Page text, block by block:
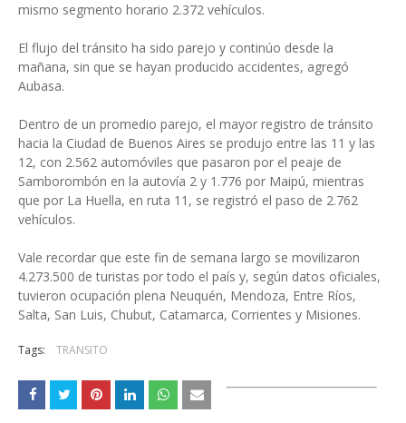
mismo segmento horario 2.372 vehículos.
El flujo del tránsito ha sido parejo y continúo desde la
mañana, sin que se hayan producido accidentes, agregó
Aubasa.
Dentro de un promedio parejo, el mayor registro de tránsito
hacia la Ciudad de Buenos Aires se produjo entre las 11 y las
12, con 2.562 automóviles que pasaron por el peaje de
Samborombón en la autovía 2 y 1.776 por Maipú, mientras
que por La Huella, en ruta 11, se registró el paso de 2.762
vehículos.
Vale recordar que este fin de semana largo se movilizaron
4.273.500 de turistas por todo el país y, según datos oficiales,
tuvieron ocupación plena Neuquén, Mendoza, Entre Ríos,
Salta, San Luis, Chubut, Catamarca, Corrientes y Misiones.
Tags: TRANSITO